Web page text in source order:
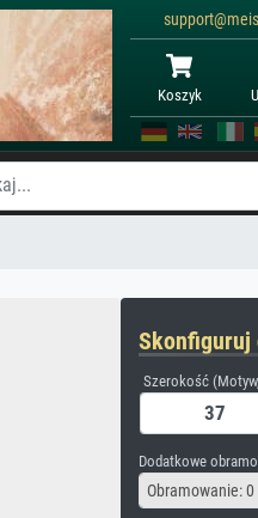
Koszyk
Skonfiguruj
Szerokość
Dodatkowe
Obramowanie: 0